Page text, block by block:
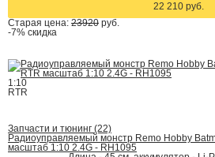
22 210 руб.
Старая цена: 23920 руб.
-7% скидка
1:10
RTR
Запчасти и тюнинг (22)
Радиоуправляемый монстр Remo Hobby
масштаб 1:10 2.4G - RH1095